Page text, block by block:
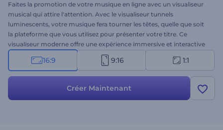
Faites la promotion de votre musique en ligne avec un visualiseur
musical qui attire l'attention. Avec le visualiseur tunnels
luminescents, votre musique fera tourner les têtes, quelle que soit
la plateforme que vous utilisez pour présenter votre titre. Ce
visualiseur moderne offre une expérience immersive et interactive
qui utilise des lumières et des visuels dynamiques pour créer un
effet tunnel hypnotique. Il est parfaitement adapté aux promotions
morceau, tapez le titre de votre chanson et obtenez un visualiseur
musical professionnel en quelques clics. Essayez-le dès maintenant
16:9 9:16 1:1
Créer Maintenant